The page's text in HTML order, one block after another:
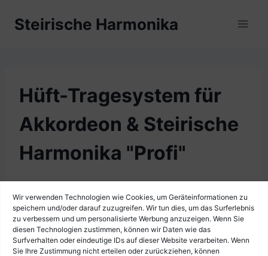
Wir verwenden Technologien wie Cookies, um Geräteinformationen zu
speichern und/oder darauf zuzugreifen. Wir tun dies, um das Surferlebnis
zu verbessern und um personalisierte Werbung anzuzeigen. Wenn Sie
diesen Technologien zustimmen, können wir Daten wie das
Surfverhalten oder eindeutige IDs auf dieser Website verarbeiten. Wenn
Sie Ihre Zustimmung nicht erteilen oder zurückziehen, können
InhaltSteirische Harmonika
Hüft-Tragesystem für
Akkordeon & Steirische
Harmonika "Profi"